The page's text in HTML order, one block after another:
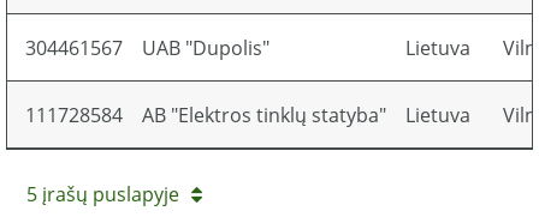
304461567 UAB "Dupolis" Lietuva
111728584 AB "Elektros tinklų statyba" Lietuva
5 įrašų puslapyje